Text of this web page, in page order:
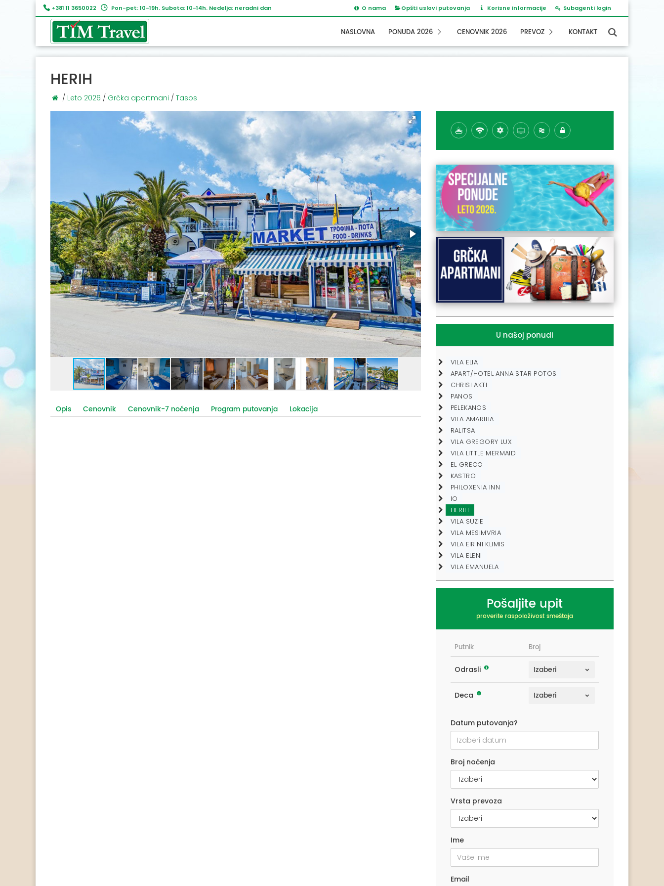
+381 11 3650022 Pon-pet: 10-19h. Subota: 10-14h. Nedelja: neradni dan O nama Opšti uslovi putovanja Korisne informacije Subagenti login
NASLOVNA PONUDA 2026 CENOVNIK 2026 PREVOZ KONTAKT
HERIH
/ Leto 2026 / Grčka apartmani / Tasos
Opis Cenovnik Cenovnik-7 noćenja Program putovanja Lokacija
U našoj ponudi
VILA ELIA
APART/HOTEL ANNA STAR POTOS
CHRISI AKTI
PANOS
PELEKANOS
VILA AMARILIA
RALITSA
VILA GREGORY LUX
VILA LITTLE MERMAID
EL GRECO
KASTRO
PHILOXENIA INN
IO
HERIH
VILA SUZIE
VILA MESIMVRIA
VILA EIRINI KLIMIS
VILA ELENI
VILA EMANUELA
Pošaljite upit
proverite raspoloživost smeštaja
Putnik Broj
Odrasli
Deca
Datum putovanja?
Broj noćenja
Vrsta prevoza
Ime
Email